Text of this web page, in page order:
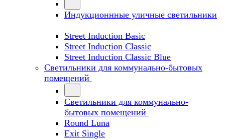
Индукционнные уличные светильники
Street Induction Basic
Street Induction Classic
Street Induction Classic Blue
Светильники для коммунально-бытовых
помещений
Светильники для коммунально-
бытовых помещений
Round Luna
Exit Single